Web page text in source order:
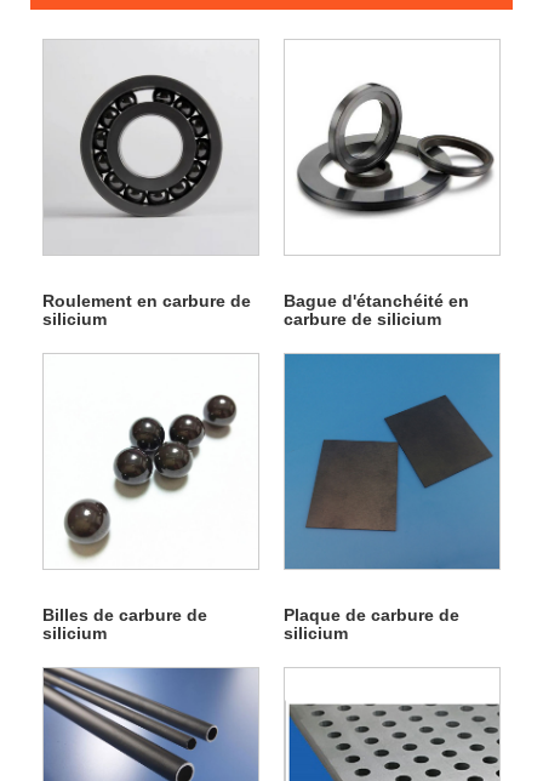
Roulement en carbure de
silicium
Bague d'étanchéité en
carbure de silicium
Billes de carbure de
silicium
Plaque de carbure de
silicium